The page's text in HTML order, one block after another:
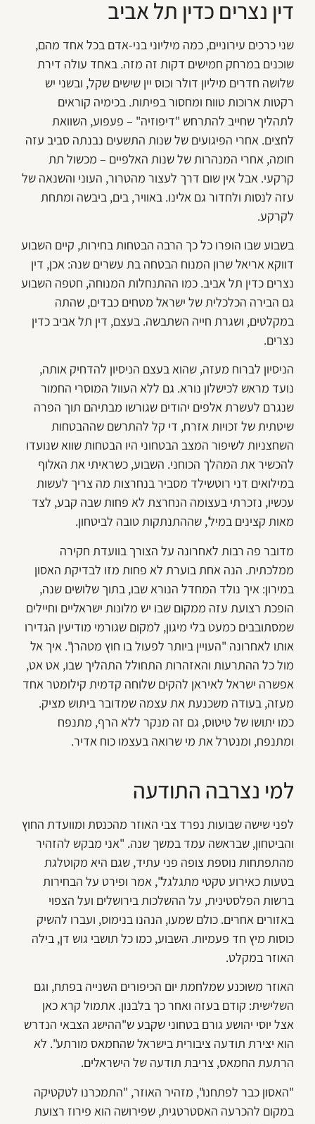
דין נצרים כדין תל אביב
שני כרכים עירוניים, כמה מיליוני בני-אדם בכל אחד מהם,
שוכנים במרחק חמישים דקות זה מזה. באחד עולה דירת
שלושה חדרים מיליון דולר וכוס יין שישים שקל, ובשני יש
רקטות ארוכות טווח ומחסור בפיתות. בכימיה קוראים
לתהליך שחייב להתרחש "דיפוזיה" – פעפוע, השוואת
לחצים. אחרי הפיגועים של שנות התשעים נבנתה סביב עזה
חומה, אחרי המנהרות של שנות האלפיים – מכשול תת
קרקעי. אבל אין שום דרך לעצור מהטרור, העוני והשנאה של
עזה לנסות ולחדור גם אלינו. באוויר, בים, ביבשה ומתחת
לקרקע.
בשבוע שבו הופרו כל כך הרבה הבטחות בחירות, קיים השבוע
דווקא אריאל שרון המנוח הבטחה בת עשרים שנה: אכן, דין
נצרים כדין תל אביב. כמו ההתנחלות המנוחה, חטפה השבוע
גם הבירה הכלכלית של ישראל מטחים כבדים, שהתה
במקלטים, ושגרת חייה השתבשה. בעצם, דין תל אביב כדין
נצרים.
הניסיון לברוח מעזה, שהוא בעצם הניסיון להדחיק אותה,
נועד מראש לכישלון נורא. גם ללא העוול המוסרי החמור
שנגרם לעשרת אלפים יהודים שגורשו מבתיהם תוך הפרה
שיטתית של זכויות אזרח, די קל להתרשם שההבטחות
השחצניות לשיפור המצב הבטחוני היו הבטחות שווא שנועדו
להכשיר את המהלך הכוחני. השבוע, כשראיתי את האלוף
במילואים דני רוטשילד מסביר בנחרצות מה צריך לעשות
עכשיו, נזכרתי בעצומה הנחרצת לא פחות שבה קבע, לצד
מאות קצינים במיל', שההתנתקות טובה לביטחון.
מדובר פה רבות לאחרונה על הצורך בוועדת חקירה
ממלכתית. הנה אחת בוערת לא פחות מזו לבדיקת האסון
במירון: איך נולד המחדל הנורא שבו, בתוך שלושים שנה,
הופכת רצועת עזה ממקום שבו יש מלונות ישראליים וחיילים
שמסתובבים כמעט בלי מיגון, למקום שגורמי מודיעין הגדירו
אותו לאחרונה "העויין ביותר לפעול בו חוץ מטהרן". איך אל
מול כל ההתרעות והאזהרות התחולל התהליך שבו, אט אט,
אפשרה ישראל לאיראן להקים שלוחה קדמית קילומטר אחד
מעזה, בעודה משכנעת את עצמה שמדובר ביתוש מציק.
כמו יתושו של טיטוס, גם זה מנקר ללא הרף, מתנפח
ומתנפח, ומנטרל את מי שרואה בעצמו כוח אדיר.
למי נצרבה התודעה
לפני שישה שבועות נפרד צבי האוזר מהכנסת ומוועדת החוץ
והביטחון, שבראשה עמד במשך שנה. "אני מבקש להזהיר
מהתפתחות נוספת צופה פני עתיד, שגם היא מקוטלגת
בטעות כאירוע טקטי מתגלגל", אמר ופירט על הבחירות
ברשות הפלסטינית, על ההשלכות בירושלים ועל הצפוי
באזורים אחרים. כולם שמעו, הנהנו בנימוס, ועברו להשיק
כוסות מיץ חד פעמיות. השבוע, כמו כל תושבי גוש דן, בילה
האוזר במקלט.
האוזר משוכנע שמלחמת יום הכיפורים השנייה בפתח, וגם
השלישית: קודם בעזה ואחר כך בלבנון. אתמול קרא כאן
אצל יוסי יהושע גורם בטחוני שקבע ש"ההישג הצבאי הנדרש
הוא יצירת תודעה ציבורית בישראל שהחמאס מורתע". לא
הרתעת החמאס, צריבת תודעה של הישראלים.
"האסון כבר לפתחנו", מזהיר האוזר, "התמכרנו לטקטיקה
במקום להכרעה האסטרטגית, שפירושה הוא פירוז רצועת